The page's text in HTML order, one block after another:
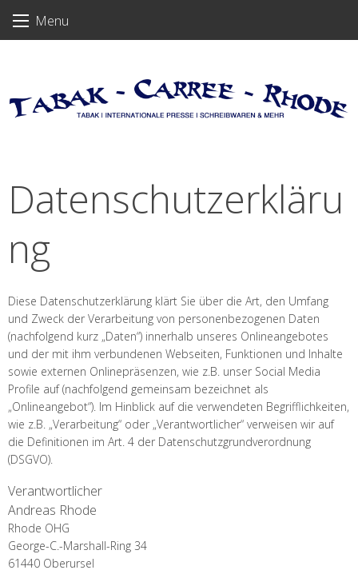
Menu
Datenschutzerkläru
ng
Diese Datenschutzerklärung klärt Sie über die Art, den Umfang
und Zweck der Verarbeitung von personenbezogenen Daten
(nachfolgend kurz „Daten“) innerhalb unseres Onlineangebotes
und der mit ihm verbundenen Webseiten, Funktionen und Inhalte
sowie externen Onlinepräsenzen, wie z.B. unser Social Media
Profile auf (nachfolgend gemeinsam bezeichnet als
„Onlineangebot“). Im Hinblick auf die verwendeten Begrifflichkeiten,
wie z.B. „Verarbeitung“ oder „Verantwortlicher“ verweisen wir auf
die Definitionen im Art. 4 der Datenschutzgrundverordnung
(DSGVO).
Verantwortlicher
Andreas Rhode
Rhode OHG
George-C.-Marshall-Ring 34
61440 Oberursel